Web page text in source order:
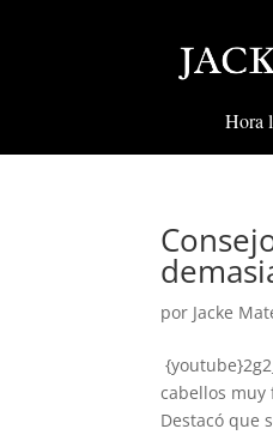
Hora
por Jacke
cabellos muy
Destacó que